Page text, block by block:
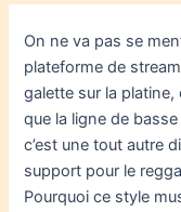
On ne va pas se
plateforme de
galette sur la
que la ligne de
c’est une tout autre
support pour le
Pourquoi ce style